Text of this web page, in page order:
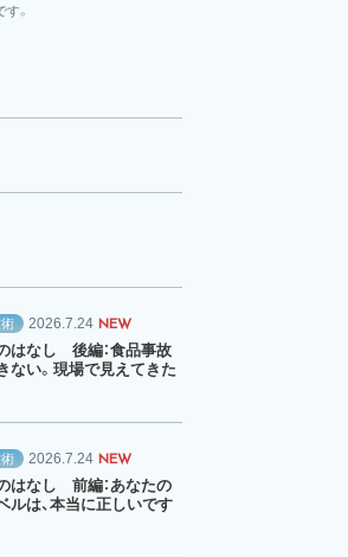
。
術 2026.7.24 NEW
はなし 後編：食品事故
ない。現場で見えてきた
術 2026.7.24 NEW
はなし 前編：あなたの
ルは、本当に正しいです